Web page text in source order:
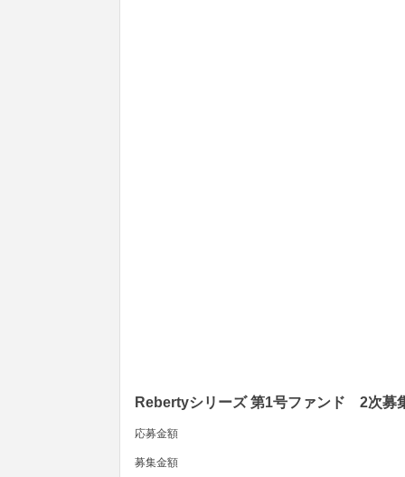
Rebertyシリーズ 第1号ファンド 2次募
応募金額
募集金額